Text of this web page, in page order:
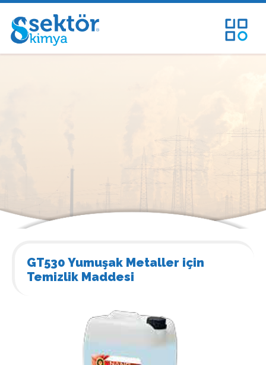
GT530 Yumuşak Metaller için
Temizlik Maddesi